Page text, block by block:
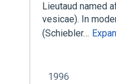
Lieutaud named
vesicae). In
(Schiebler…
1996